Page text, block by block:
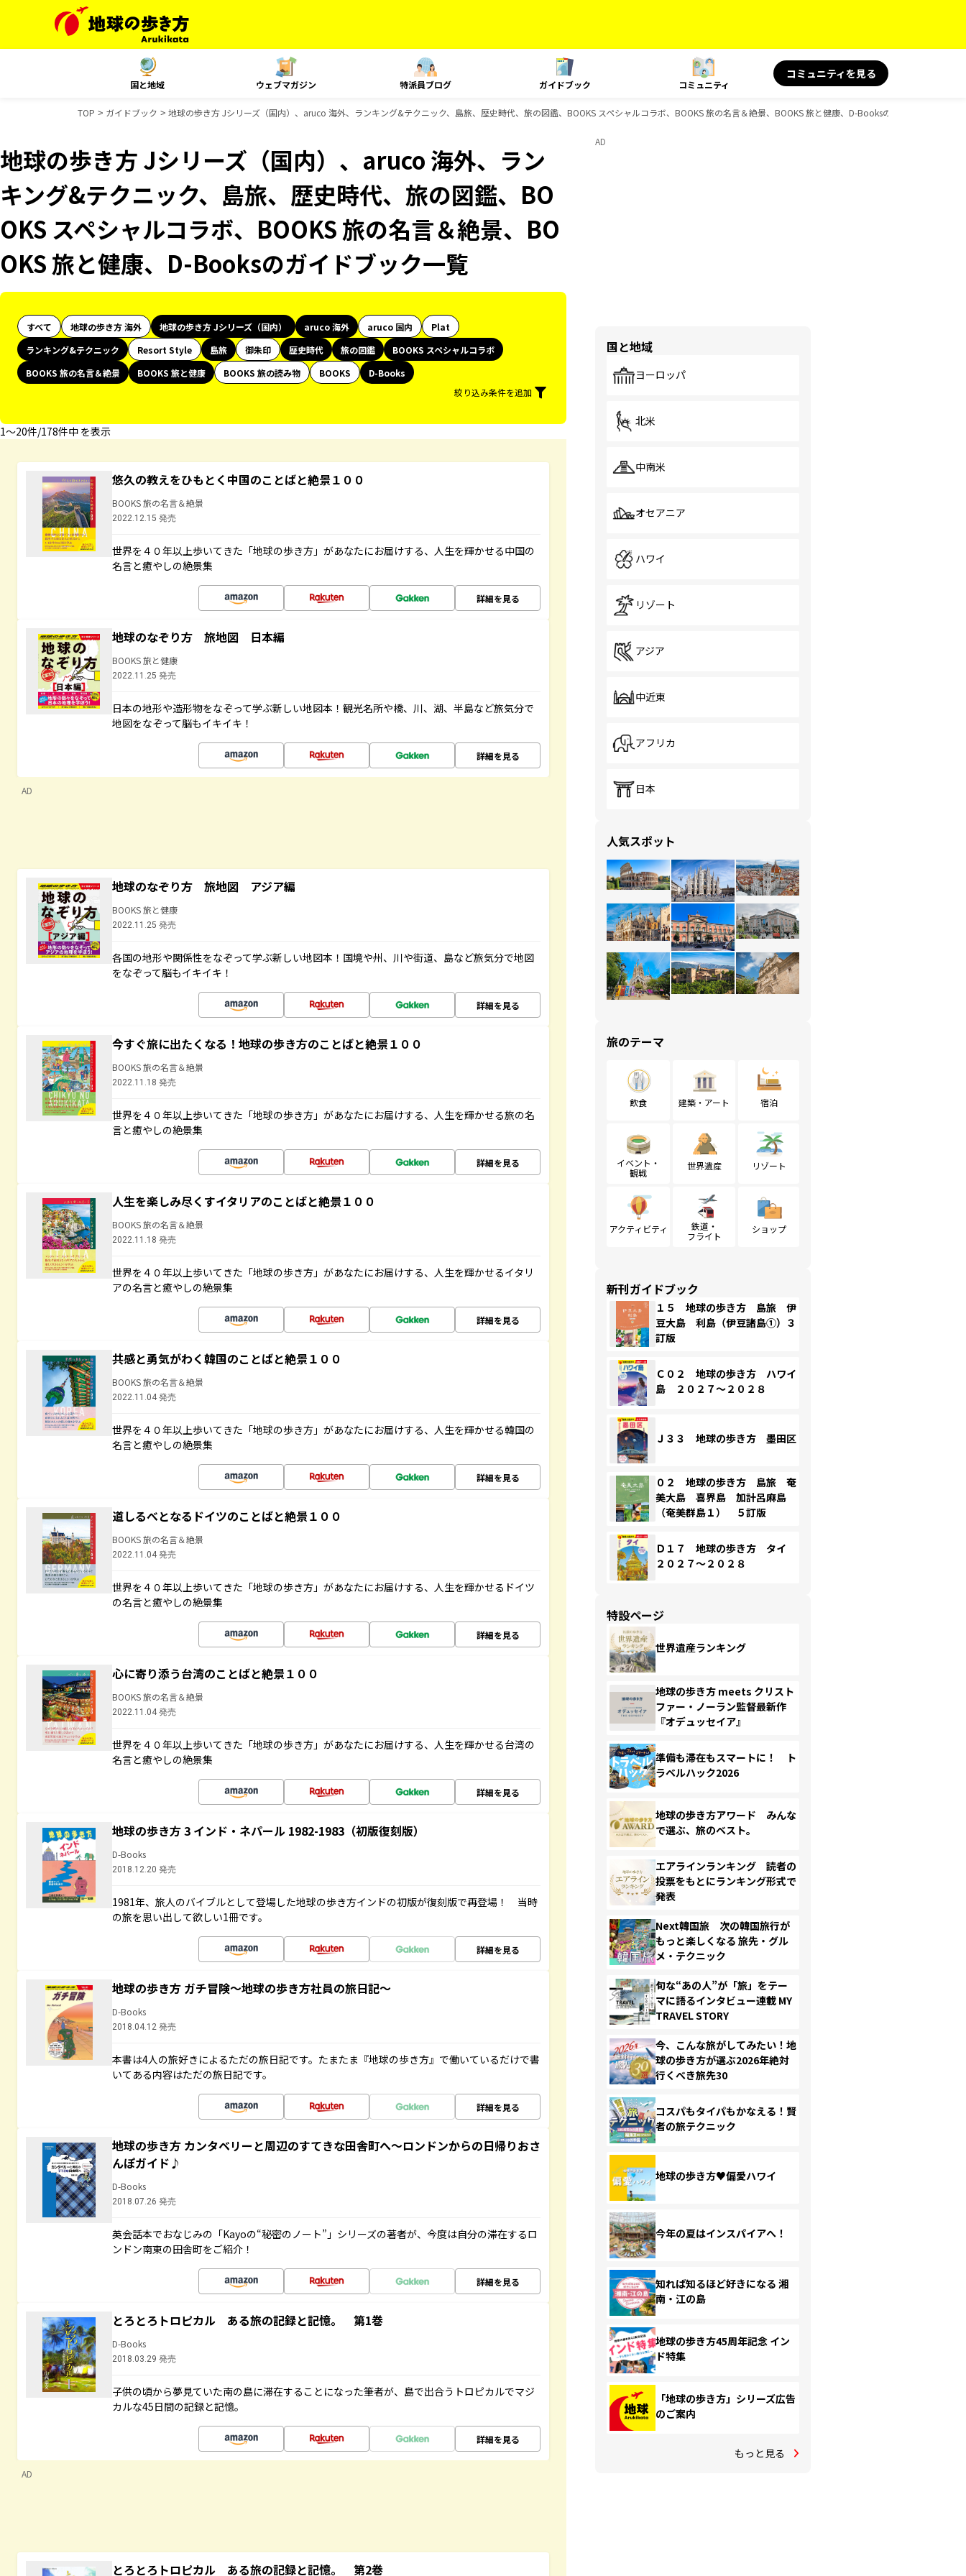
国と地域 ウェブマガジン 特派員ブログ ガイドブック コミュニティ
コミュニティを見る
TOP ガイドブック 地球の歩き方 Jシリーズ（国内）、aruco 海外、ランキング&テクニック、島旅、歴史時代、旅の図鑑、BOOKS スペシャルコラボ、BOOKS 旅の名言＆絶景、BOOKS 旅と健康、D-Booksのガイドブック一覧
地球の歩き方 Jシリーズ（国内）、aruco 海外、ラン
キング&テクニック、島旅、歴史時代、旅の図鑑、BO
OKS スペシャルコラボ、BOOKS 旅の名言＆絶景、BO
OKS 旅と健康、D-Booksのガイドブック一覧
すべて 地球の歩き方 海外 地球の歩き方 Jシリーズ（国内） aruco 海外 aruco 国内
Plat
ランキング&テクニック
Resort Style 島旅 御朱印 歴史時代 旅の図鑑
BOOKS スペシャルコラボ
BOOKS 旅の名言＆絶景
BOOKS 旅と健康 BOOKS 旅の読み物 BOOKS
D-Books
絞り込み条件を追加
1〜20件/178件中 を表示
悠久の教えをひもとく中国のことばと絶景１００
BOOKS 旅の名言＆絶景
2022.12.15 発売
世界を４０年以上歩いてきた「地球の歩き方」があなたにお届けする、人生を輝かせる中国の
名言と癒やしの絶景集
詳細を見る
地球のなぞり方 旅地図 日本編
BOOKS 旅と健康
2022.11.25 発売
日本の地形や造形物をなぞって学ぶ新しい地図本！観光名所や橋、川、湖、半島など旅気分で
地図をなぞって脳もイキイキ！
詳細を見る
AD
地球のなぞり方 旅地図 アジア編
BOOKS 旅と健康
2022.11.25 発売
各国の地形や関係性をなぞって学ぶ新しい地図本！国境や州、川や街道、島など旅気分で地図
をなぞって脳もイキイキ！
詳細を見る
今すぐ旅に出たくなる！地球の歩き方のことばと絶景１００
BOOKS 旅の名言＆絶景
2022.11.18 発売
世界を４０年以上歩いてきた「地球の歩き方」があなたにお届けする、人生を輝かせる旅の名
言と癒やしの絶景集
詳細を見る
人生を楽しみ尽くすイタリアのことばと絶景１００
BOOKS 旅の名言＆絶景
2022.11.18 発売
世界を４０年以上歩いてきた「地球の歩き方」があなたにお届けする、人生を輝かせるイタリ
アの名言と癒やしの絶景集
詳細を見る
共感と勇気がわく韓国のことばと絶景１００
BOOKS 旅の名言＆絶景
2022.11.04 発売
世界を４０年以上歩いてきた「地球の歩き方」があなたにお届けする、人生を輝かせる韓国の
名言と癒やしの絶景集
詳細を見る
道しるべとなるドイツのことばと絶景１００
BOOKS 旅の名言＆絶景
2022.11.04 発売
世界を４０年以上歩いてきた「地球の歩き方」があなたにお届けする、人生を輝かせるドイツ
の名言と癒やしの絶景集
詳細を見る
心に寄り添う台湾のことばと絶景１００
BOOKS 旅の名言＆絶景
2022.11.04 発売
世界を４０年以上歩いてきた「地球の歩き方」があなたにお届けする、人生を輝かせる台湾の
名言と癒やしの絶景集
詳細を見る
地球の歩き方 3 インド・ネパール 1982-1983（初版復刻版）
D-Books
2018.12.20 発売
1981年、旅人のバイブルとして登場した地球の歩き方インドの初版が復刻版で再登場！ 当時
の旅を思い出して欲しい1冊です。
詳細を見る
地球の歩き方 ガチ冒険～地球の歩き方社員の旅日記～
D-Books
2018.04.12 発売
本書は4人の旅好きによるただの旅日記です。たまたま『地球の歩き方』で働いているだけで書
いてある内容はただの旅日記です。
詳細を見る
地球の歩き方 カンタベリーと周辺のすてきな田舎町へ～ロンドンからの日帰りおさ
んぽガイド♪
D-Books
2018.07.26 発売
英会話本でおなじみの「Kayoの“秘密のノート”」シリーズの著者が、今度は自分の滞在するロ
ンドン南東の田舎町をご紹介！
詳細を見る
とろとろトロピカル ある旅の記録と記憶。 第1巻
D-Books
2018.03.29 発売
子供の頃から夢見ていた南の島に滞在することになった筆者が、島で出合うトロピカルでマジ
カルな45日間の記録と記憶。
詳細を見る
AD
とろとろトロピカル ある旅の記録と記憶。 第2巻
AD
国と地域
ヨーロッパ
北米
中南米
オセアニア
ハワイ
リゾート
アジア
中近東
アフリカ
日本
人気スポット
旅のテーマ
飲食 建築・アート 宿泊
イベント・
観戦
世界遺産 リゾート
アクティビティ
鉄道・
フライト
ショップ
新刊ガイドブック
１５ 地球の歩き方 島旅 伊
豆大島 利島（伊豆諸島①）３
訂版
Ｃ０２ 地球の歩き方 ハワイ
島 ２０２７～２０２８
Ｊ３３ 地球の歩き方 墨田区
０２ 地球の歩き方 島旅 奄
美大島 喜界島 加計呂麻島
（奄美群島１） ５訂版
Ｄ１７ 地球の歩き方 タイ
２０２７～２０２８
特設ページ
世界遺産ランキング
地球の歩き方 meets クリスト
ファー・ノーラン監督最新作
『オデュッセイア』
準備も滞在もスマートに！ ト
ラベルハック2026
地球の歩き方アワード みんな
で選ぶ、旅のベスト。
エアラインランキング 読者の
投票をもとにランキング形式で
発表
Next韓国旅 次の韓国旅行が
もっと楽しくなる 旅先・グル
メ・テクニック
旬な“あの人”が「旅」をテー
マに語るインタビュー連載 MY
TRAVEL STORY
今、こんな旅がしてみたい！地
球の歩き方が選ぶ2026年絶対
行くべき旅先30
コスパもタイパもかなえる！賢
者の旅テクニック
地球の歩き方♥偏愛ハワイ
今年の夏はインスパイアへ！
知れば知るほど好きになる 湘
南・江の島
地球の歩き方45周年記念 イン
ド特集
「地球の歩き方」シリーズ広告
のご案内
もっと見る